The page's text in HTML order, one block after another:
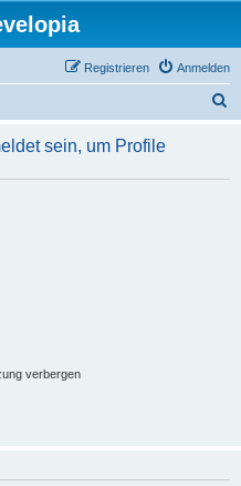
Anmelden
Registrieren
h
sein, um Profile
verbergen